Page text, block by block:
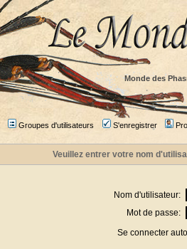
Monde des
Groupes d'utilisateurs S'enregistrer
Veuillez entrer votre nom
Nom d'utilisateur:
Mot de passe:
Se connecter